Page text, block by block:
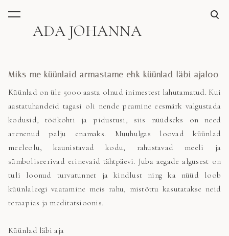
ADA JOHANNA
lisati ostukorvi.
Miks me küünlaid armastame ehk küünlad läbi ajaloo
Küünlad on üle 5000 aasta olnud inimestest lahutamatud. Kui
aastatuhandeid tagasi oli nende peamine eesmärk valgustada
kodusid, töökohti ja pidustusi, siis nüüdseks on need
arenenud palju enamaks. Muuhulgas loovad küünlad
meeleolu, kaunistavad kodu, rahustavad meeli ja
sümboliseerivad erinevaid tähtpäevi. Juba aegade algusest on
tuli loonud turvatunnet ja kindlust ning ka nüüd loob
küünlaleegi vaatamine meis rahu, mistõttu kasutatakse neid
teraapias ja meditatsioonis.
Küünlad läbi aja